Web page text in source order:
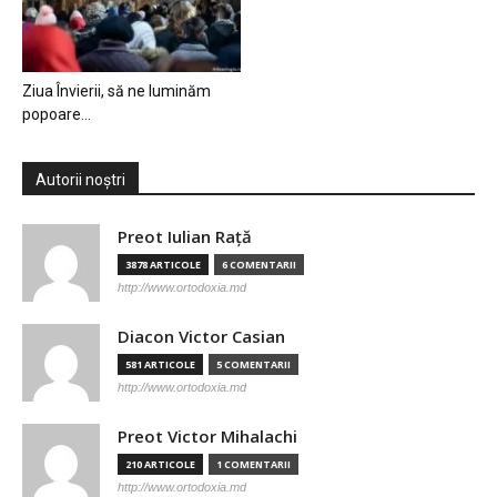
Ziua Învierii, să ne luminăm
popoare…
Autorii noștri
Preot Iulian Raţă
3878 ARTICOLE 6 COMENTARII
http://www.ortodoxia.md
Diacon Victor Casian
581 ARTICOLE 5 COMENTARII
http://www.ortodoxia.md
Preot Victor Mihalachi
210 ARTICOLE 1 COMENTARII
http://www.ortodoxia.md